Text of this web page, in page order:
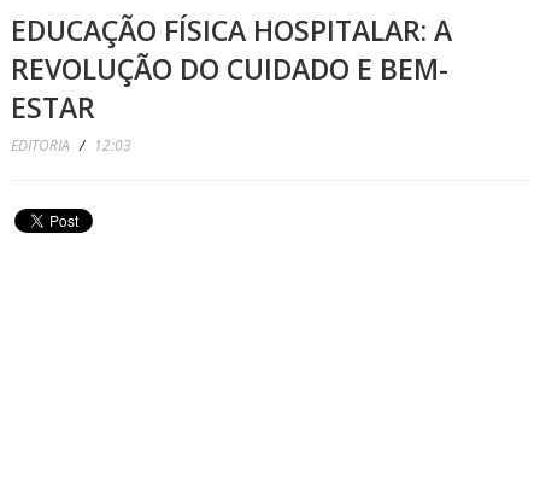
EDUCAÇÃO FÍSICA HOSPITALAR: A
REVOLUÇÃO DO CUIDADO E BEM-
ESTAR
EDITORIA / 12:03